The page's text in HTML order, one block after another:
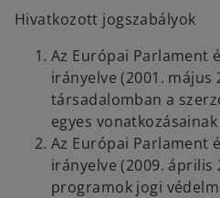
Hivatkozott jogszabályok
Az Európai Parlament
irányelve (2001. május
társadalomban a
egyes
Az Európai Parlament
irányelve (2009. április
programok jogi